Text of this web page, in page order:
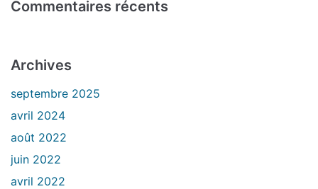
Commentaires récents
Archives
septembre 2025
avril 2024
août 2022
juin 2022
avril 2022